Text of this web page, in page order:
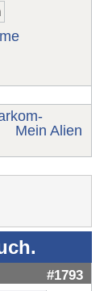
Mein Alien
#1793